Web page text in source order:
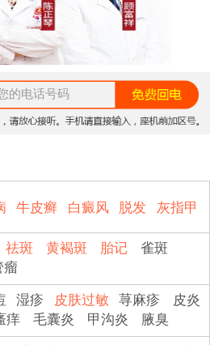
牛皮癣 白癜风 脱发 灰指甲
祛斑 黄褐斑 胎记
雀斑
瘤
湿疹 皮肤过敏 荨麻疹
皮炎
痒
毛囊炎 甲沟炎 腋臭